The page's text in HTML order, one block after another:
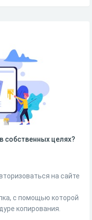
собственных целях?
на сайте
с помощью которой
копирования.